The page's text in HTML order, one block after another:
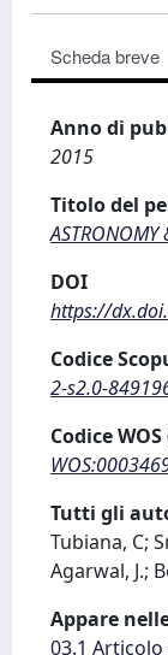
Scheda breve
Anno di
2015
Titolo del
ASTRONOMY
DOI
https://
Codice
2-s2.0-
Codice
Tutti gli
Tubiana, C;
Agarwal, J.;
Appare
03.1